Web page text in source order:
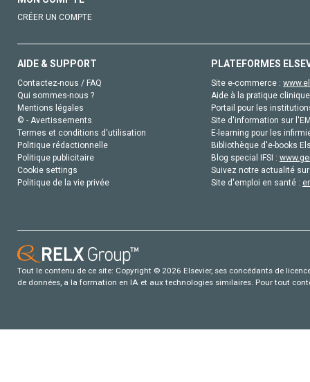
CRÉER UN COMPTE
AIDE & SUPPORT
Contactez-nous / FAQ
Qui sommes-nous ?
Mentions légales
© - Avertissements
Termes et conditions d'utilisation
Politique rédactionnelle
Politique publicitaire
Cookie settings
Politique de la vie privée
PLATEFORMES
Site e-commerce :
Aide à la pratique
Portail pour les
Site d'information sur
E-learning pour les
Bibliothèque d'e-books
Blog special IFSI :
Suivez notre actualité
Site d'emploi en santé :
Tout le contenu de ce site: Copyright © 2026 Elsevier, ses concédants de
de données, a la formation en IA et aux technologies similaires. Pour tout